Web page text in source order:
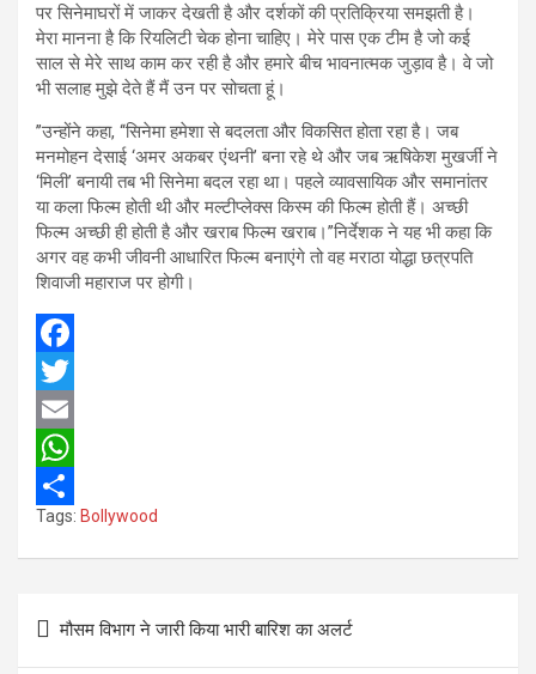
पर सिनेमाघरों में जाकर देखती है और दर्शकों की प्रतिक्रिया समझती है।
मेरा मानना है कि रियलिटी चेक होना चाहिए। मेरे पास एक टीम है जो कई
साल से मेरे साथ काम कर रही है और हमारे बीच भावनात्मक जुड़ाव है। वे जो
भी सलाह मुझे देते हैं मैं उन पर सोचता हूं।
’’उन्होंने कहा, ‘‘सिनेमा हमेशा से बदलता और विकसित होता रहा है। जब
मनमोहन देसाई ‘अमर अकबर एंथनी’ बना रहे थे और जब ऋषिकेश मुखर्जी ने
‘मिली’ बनायी तब भी सिनेमा बदल रहा था। पहले व्यावसायिक और समानांतर
या कला फिल्म होती थी और मल्टीप्लेक्स किस्म की फिल्म होती हैं। अच्छी
फिल्म अच्छी ही होती है और खराब फिल्म खराब।’’निर्देशक ने यह भी कहा कि
अगर वह कभी जीवनी आधारित फिल्म बनाएंगे तो वह मराठा योद्धा छत्रपति
शिवाजी महाराज पर होगी।
F
a
c
e
b
o
k
T
w
t
t
r
E
m
a
i
W
h
a
s
S
h
r
Tags: Bollywood
Post
navigation
मौसम विभाग ने जारी किया भारी बारिश का अलर्ट